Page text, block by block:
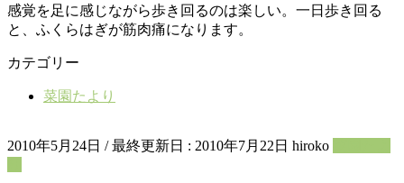
感覚を足に感じながら歩き回るのは楽しい。一日歩き回る
と、ふくらはぎが筋肉痛になります。
カテゴリー
菜園たより
2010年5月24日 / 最終更新日 : 2010年7月22日 hiroko